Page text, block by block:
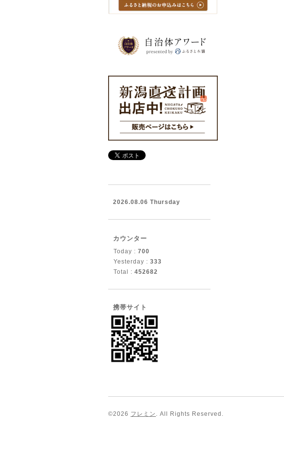
2026.08.06 Thursday
カウンター
Today : 700
Yesterday : 333
Total : 452682
携帯サイト
©2026 フレミン . All Rights Reserved.